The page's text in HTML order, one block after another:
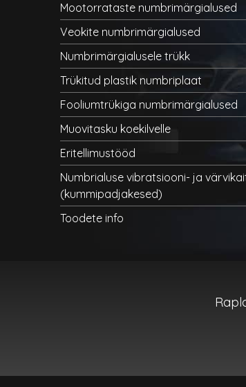
Mootorrataste numbrimärgialused
Veokite numbrimärgialused
Numbrimärgialusele trükk
Trükitud plastik numbriplaat
Fooliumtrükiga numbrimärgialused
Muovitasku koekilvelle
Eritellimustööd
Numbrialuse vibratsiooni- ja
(kummipadjakesed)
Toodete info